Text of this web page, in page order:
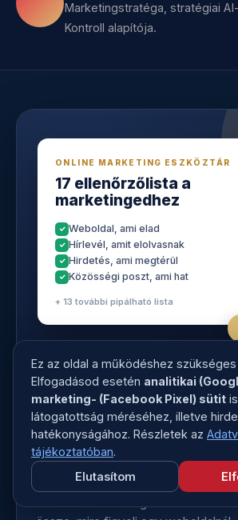
Marketingstratéga, stratégiai
Kontroll alapítója.
ONLINE MARKETING ESZKÖZTÁR
17 ellenőrzőlista a
marketingedhez
Weboldal, ami elad
Hírlevél, amit elolvasnak
Hirdetés, ami megtérül
Közösségi poszt, ami hat
+ 13 további pipálható lista
INGYENES LETÖLTÉS
17 ellenőrzőlista, hogy
marketingedből semmi
ne maradjon ki
Az Online Marketing Eszköztár 36
Ez az oldal a működéshez
Elfogadásod esetén analitikai
marketing- (Facebook Pixel) sütit
látogatottság méréséhez, illetve
hatékonyságához. Részletek az
tájékoztatóban.
Elutasítom